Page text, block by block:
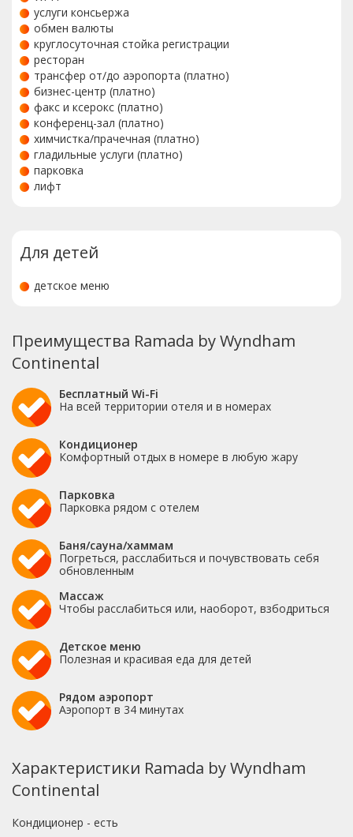
услуги консьержа
обмен валюты
круглосуточная стойка регистрации
ресторан
трансфер от/до аэропорта (платно)
бизнес-центр (платно)
факс и ксерокс (платно)
конференц-зал (платно)
химчистка/прачечная (платно)
гладильные услуги (платно)
парковка
лифт
Для детей
детское меню
Преимущества Ramada by Wyndham
Continental
Бесплатный Wi-Fi
На всей территории отеля и в номерах
Кондиционер
Комфортный отдых в номере в любую жару
Парковка
Парковка рядом с отелем
Баня/сауна/хаммам
Погреться, расслабиться и почувствовать себя
обновленным
Массаж
Чтобы расслабиться или, наоборот, взбодриться
Детское меню
Полезная и красивая еда для детей
Рядом аэропорт
Аэропорт в 34 минутах
Характеристики Ramada by Wyndham
Continental
Кондиционер - есть